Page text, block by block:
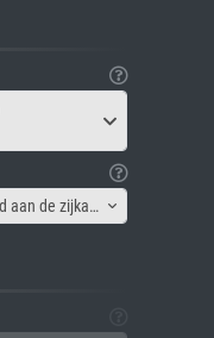
Canvas lijst - Afbeelding gespiegeld aan de zijkant